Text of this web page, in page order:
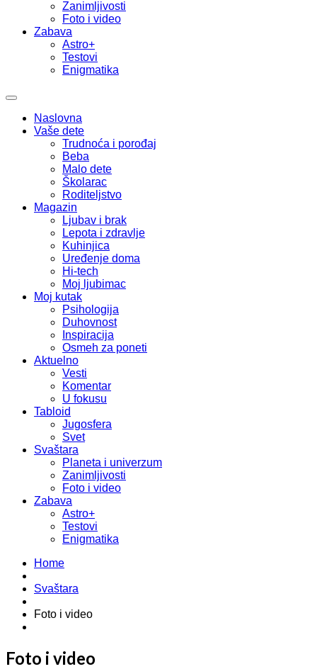
Zanimljivosti
Foto i video
Zabava
Astro+
Testovi
Enigmatika
Naslovna
Vaše dete
Trudnoća i porođaj
Beba
Malo dete
Školarac
Roditeljstvo
Magazin
Ljubav i brak
Lepota i zdravlje
Kuhinjica
Uređenje doma
Hi-tech
Moj ljubimac
Moj kutak
Psihologija
Duhovnost
Inspiracija
Osmeh za poneti
Aktuelno
Vesti
Komentar
U fokusu
Tabloid
Jugosfera
Svet
Svaštara
Planeta i univerzum
Zanimljivosti
Foto i video
Zabava
Astro+
Testovi
Enigmatika
Home
Svaštara
Foto i video
Foto i video